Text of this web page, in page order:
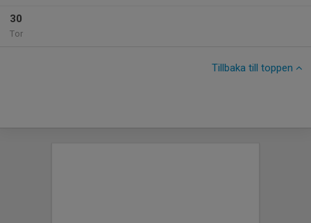
30
Tor
Tillbaka till toppen